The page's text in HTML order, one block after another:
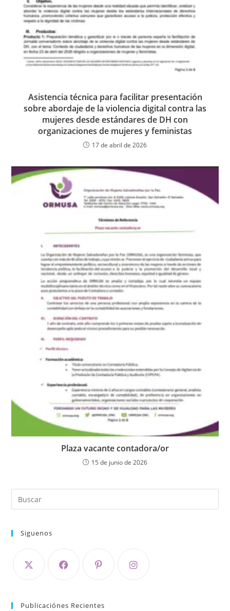
Asistencia técnica para facilitar presentación
sobre abordaje de la violencia digital contra las
mujeres desde estándares de DH con
organizaciones de mujeres y feministas
17 de abril de 2026
Plaza vacante contadora/or
15 de junio de 2026
Siguenos
Publicaciónes Recientes